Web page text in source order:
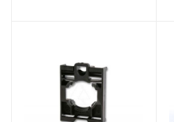
Количество в упаковке
Единицы измерения
Срок поставки под
6-8 недель